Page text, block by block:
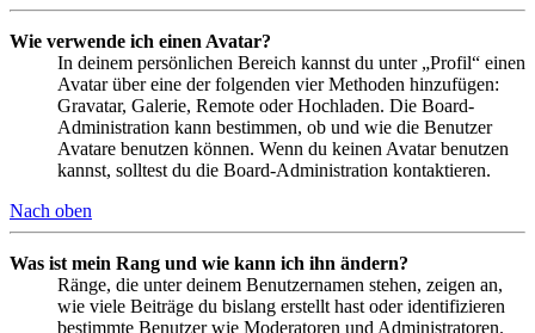
Wie verwende ich einen Avatar?
In deinem persönlichen Bereich kannst du unter „Profil“ einen
Avatar über eine der folgenden vier Methoden hinzufügen:
Gravatar, Galerie, Remote oder Hochladen. Die Board-
Administration kann bestimmen, ob und wie die Benutzer
Avatare benutzen können. Wenn du keinen Avatar benutzen
kannst, solltest du die Board-Administration kontaktieren.
Nach oben
Was ist mein Rang und wie kann ich ihn ändern?
Ränge, die unter deinem Benutzernamen stehen, zeigen an,
wie viele Beiträge du bislang erstellt hast oder identifizieren
bestimmte Benutzer wie Moderatoren und Administratoren.